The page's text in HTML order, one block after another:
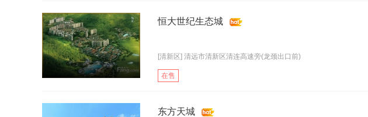
恒大世纪生态城
[清新区] 清远市清新区清连高速旁(龙颈出口前)
在售
东方天城